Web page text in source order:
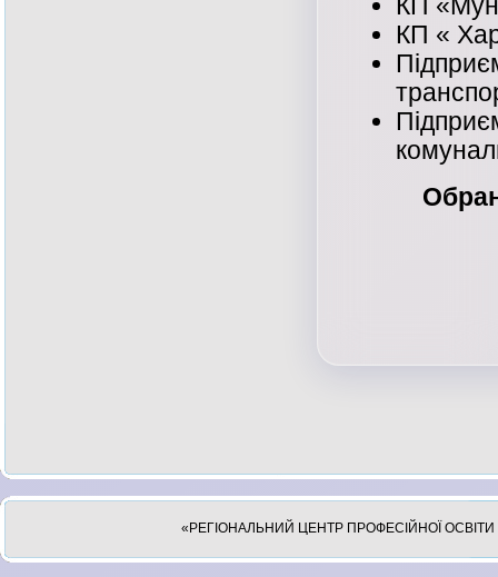
КП «
«РЕГІОНАЛЬНИЙ ЦЕНТР ПРОФЕСІЙНОЇ